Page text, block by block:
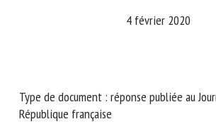
4 février 2020
Type de document : réponse publiée au
République française
notre newsletter :